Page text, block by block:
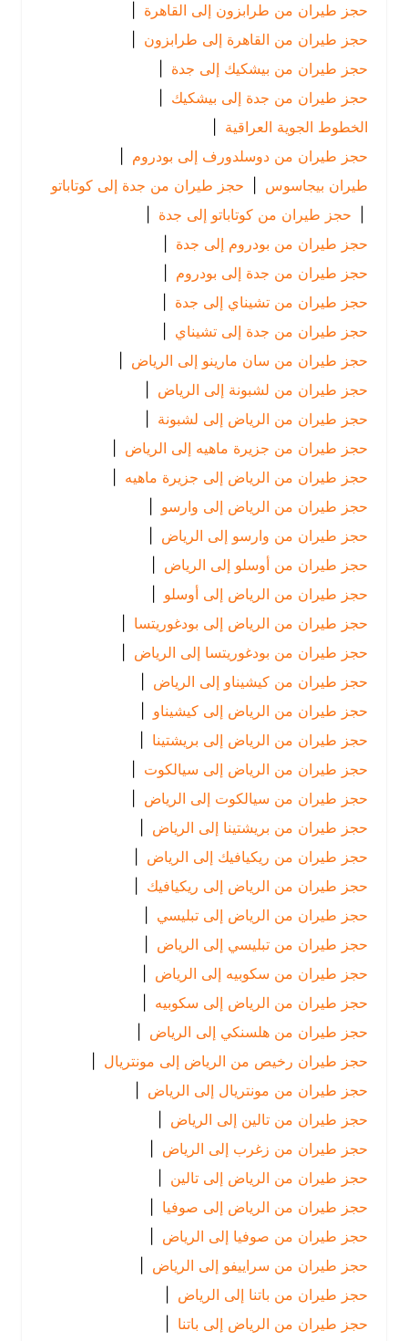
حجز طيران من طرابزون إلى القاهرة |
حجز طيران من القاهرة إلى طرابزون |
حجز طيران من بيشكيك إلى جدة
حجز طيران من جدة إلى بيشكيك |
الخطوط الجوية العراقية
حجز طيران من دوسلدورف إلى بودروم |
طيران بيجاسوس | حجز طيران من جدة إلى كوتاباتو
حجز طيران من كوتاباتو إلى جدة
حجز طيران من بودروم إلى جدة
حجز طيران من جدة إلى بودروم |
حجز طيران من تشيناي إلى جدة
حجز طيران من جدة إلى تشيناي |
حجز طيران من سان مارينو إلى الرياض
|
حجز طيران من لشبونة إلى الرياض
|
حجز طيران من الرياض إلى لشبونة |
حجز طيران من جزيرة ماهيه إلى الرياض
|
حجز طيران من الرياض إلى جزيرة ماهيه |
حجز طيران من الرياض إلى وارسو
|
حجز طيران من وارسو إلى الرياض
|
حجز طيران من أوسلو إلى الرياض
|
حجز طيران من الرياض إلى أوسلو
|
حجز طيران من الرياض إلى بودغوريتسا
|
حجز طيران من بودغوريتسا إلى الرياض
|
حجز طيران من كيشيناو إلى الرياض
|
حجز طيران من الرياض إلى كيشيناو |
حجز طيران من الرياض إلى بريشتينا |
حجز طيران من الرياض إلى سيالكوت |
حجز طيران من سيالكوت إلى الرياض
|
حجز طيران من بريشتينا إلى الرياض
|
حجز طيران من ريكيافيك إلى الرياض
|
حجز طيران من الرياض إلى ريكيافيك |
حجز طيران من الرياض إلى تبليسي |
حجز طيران من تبليسي إلى الرياض
|
حجز طيران من سكوبيه إلى الرياض
|
حجز طيران من الرياض إلى سكوبيه |
حجز طيران من هلسنكي إلى الرياض
|
حجز طيران رخيص من الرياض إلى مونتريال |
حجز طيران من مونتريال إلى الرياض
|
حجز طيران من تالين إلى الرياض
|
حجز طيران من زغرب إلى الرياض
|
حجز طيران من الرياض إلى تالين
|
حجز طيران من الرياض إلى صوفيا
|
حجز طيران من صوفيا إلى الرياض
|
حجز طيران من سراييفو إلى الرياض
|
حجز طيران من باتنا إلى الرياض
|
حجز طيران من الرياض إلى باتنا |